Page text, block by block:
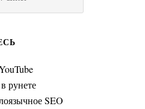
рунете
SEO